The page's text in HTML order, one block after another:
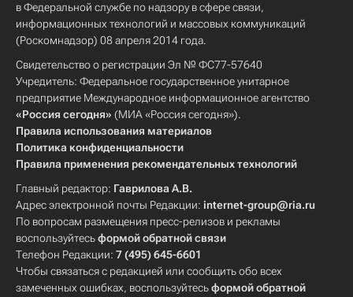
в Федеральной службе по надзору в сфере связи,
информационных технологий и массовых коммуникаций
(Роскомнадзор) 08 апреля 2014 года.
Свидетельство о регистрации Эл № ФС77-57640
Учредитель: Федеральное государственное унитарное
предприятие Международное информационное агентство
«Россия сегодня» (МИА «Россия сегодня»).
Правила использования материалов
Политика конфиденциальности
Правила применения рекомендательных технологий
Главный редактор: Гаврилова А.В.
Адрес электронной почты Редакции: internet-group@ria.ru
По вопросам размещения пресс-релизов и рекламы
воспользуйтесьформой обратной связи
Телефон Редакции: 7 (495) 645-6601
Чтобы связаться с редакцией или сообщить обо всех
замеченных ошибках, воспользуйтесьформой обратной